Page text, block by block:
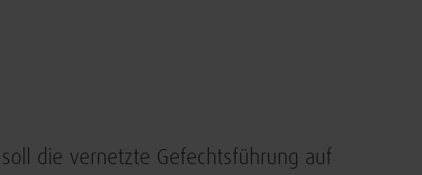
die vernetzte Gefechtsführung auf